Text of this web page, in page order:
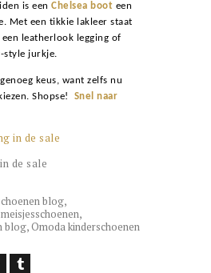
is een Chelsea boot een
Met een tikkie lakleer staat
leatherlook legging of
style jurkje.
keus, want zelfs nu
Shopse! Snel naar
de sale
blog,
meisjesschoenen,
blog,Omoda kinderschoenen